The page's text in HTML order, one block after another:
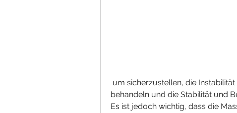
behandeln und die Stabilität und
Es ist jedoch wichtig, dass die